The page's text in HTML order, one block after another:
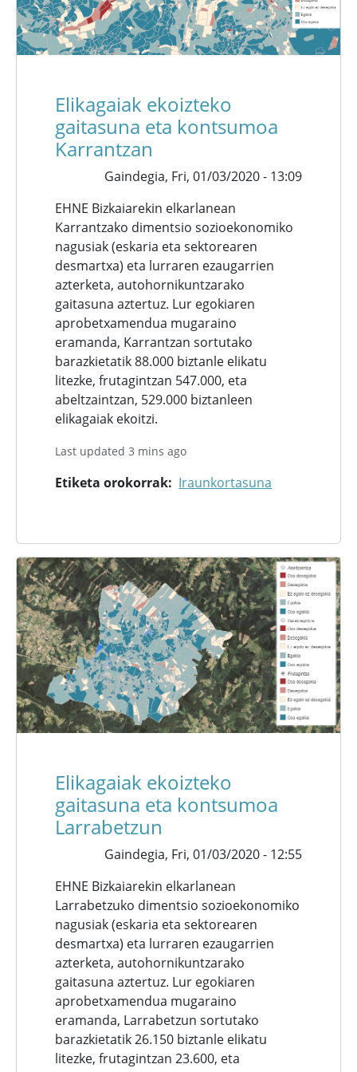
Elikagaiak ekoizteko
gaitasuna eta kontsumoa
Karrantzan
Gaindegia, Fri, 01/03/2020 - 13:09
EHNE Bizkaiarekin elkarlanean
Karrantzako dimentsio sozioekonomiko
nagusiak (eskaria eta sektorearen
desmartxa) eta lurraren ezaugarrien
azterketa, autohornikuntzarako
gaitasuna aztertuz. Lur egokiaren
aprobetxamendua mugaraino
eramanda, Karrantzan sortutako
barazkietatik 88.000 biztanle elikatu
litezke, frutagintzan 547.000, eta
abeltzaintzan, 529.000 biztanleen
elikagaiak ekoitzi.
Last updated 3 mins ago
Etiketa orokorrak Iraunkortasuna
Elikagaiak ekoizteko
gaitasuna eta kontsumoa
Larrabetzun
Gaindegia, Fri, 01/03/2020 - 12:55
EHNE Bizkaiarekin elkarlanean
Larrabetzuko dimentsio sozioekonomiko
nagusiak (eskaria eta sektorearen
desmartxa) eta lurraren ezaugarrien
azterketa, autohornikuntzarako
gaitasuna aztertuz. Lur egokiaren
aprobetxamendua mugaraino
eramanda, Larrabetzun sortutako
barazkietatik 26.150 biztanle elikatu
litezke, frutagintzan 23.600, eta